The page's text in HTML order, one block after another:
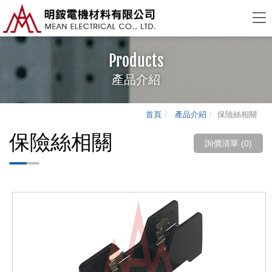
Products
產品介紹
首頁 產品介紹 保險絲相關
保險絲相關 詢價清單 (0)